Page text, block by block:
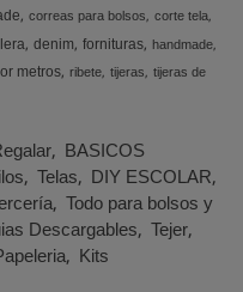
correas para bolsos corte tela
denim fornituras handmade
metros ribete tijeras tijeras de
BASICOS
Telas DIY ESCOLAR
Todo para bolsos y
Descargables Tejer
Kits